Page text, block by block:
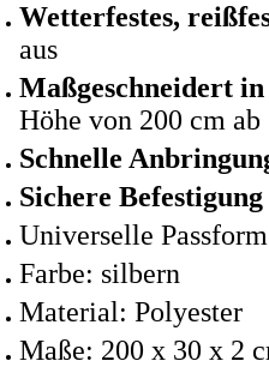
Wetterfestes,
aus
Maßgeschneidert
Höhe von 200 cm ab
Schnelle
Sichere
Universelle
Farbe: silbern
Material: Polyester
Maße: 200 x 30 x 2